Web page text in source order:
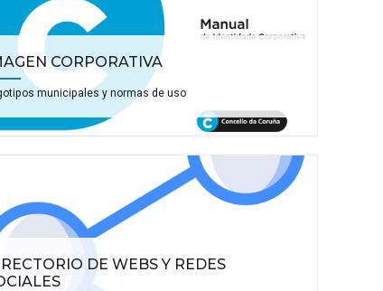
CORPORATIVA
municipales y normas de uso
DE WEBS Y REDES